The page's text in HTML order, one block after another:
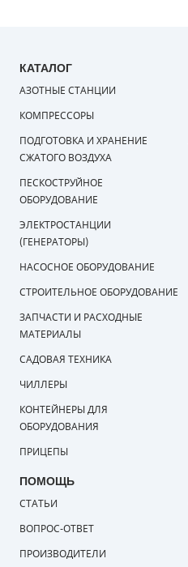
КАТАЛОГ
АЗОТНЫЕ СТАНЦИИ
КОМПРЕССОРЫ
ПОДГОТОВКА И ХРАНЕНИЕ
СЖАТОГО ВОЗДУХА
ПЕСКОСТРУЙНОЕ
ОБОРУДОВАНИЕ
ЭЛЕКТРОСТАНЦИИ
(ГЕНЕРАТОРЫ)
НАСОСНОЕ ОБОРУДОВАНИЕ
СТРОИТЕЛЬНОЕ ОБОРУДОВАНИЕ
ЗАПЧАСТИ И РАСХОДНЫЕ
МАТЕРИАЛЫ
САДОВАЯ ТЕХНИКА
ЧИЛЛЕРЫ
КОНТЕЙНЕРЫ ДЛЯ
ОБОРУДОВАНИЯ
ПРИЦЕПЫ
ПОМОЩЬ
СТАТЬИ
ВОПРОС-ОТВЕТ
ПРОИЗВОДИТЕЛИ